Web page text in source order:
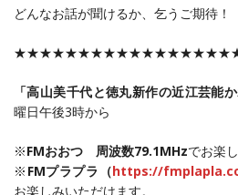
どんなお話が聞けるか、乞うご期待！
「高山美千代と徳丸新作の近江芸能か
曜日午後3時から
※FMおおつ 周波数79.1MHzでお楽
※ FMプラプラ（https://
お楽しみいただけます。